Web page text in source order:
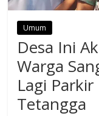
Umum
Desa Ini
Warga
Lagi
Tetangga